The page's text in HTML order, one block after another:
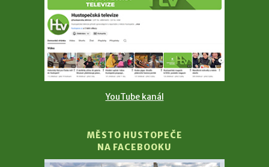
YouTube kanál
MĚSTO HUSTOPEČE
NA FACEBOOKU